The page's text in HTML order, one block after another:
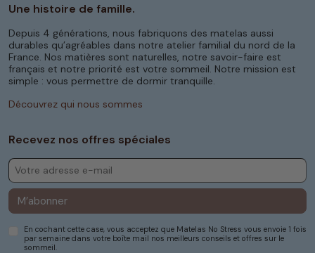
Une histoire de famille.
Depuis 4 générations, nous fabriquons des matelas aussi
durables qu’agréables dans notre atelier familial du nord de la
France. Nos matières sont naturelles, notre savoir-faire est
français et notre priorité est votre sommeil. Notre mission est
simple : vous permettre de dormir tranquille.
Découvrez qui nous sommes
Recevez nos offres spéciales
M’abonner
En cochant cette case, vous acceptez que Matelas No Stress vous envoie 1 fois
par semaine dans votre boîte mail nos meilleurs conseils et offres sur le
sommeil.